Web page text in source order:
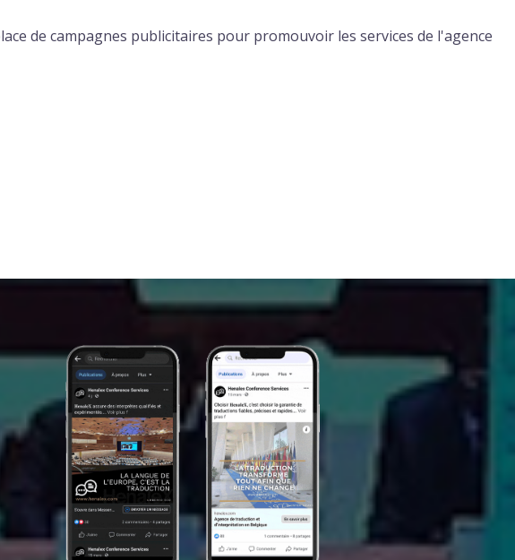
de campagnes publicitaires pour promouvoir les services de l'agence